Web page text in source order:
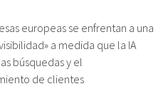
europeas se enfrentan a una
a medida que la IA
búsquedas y el
de clientes